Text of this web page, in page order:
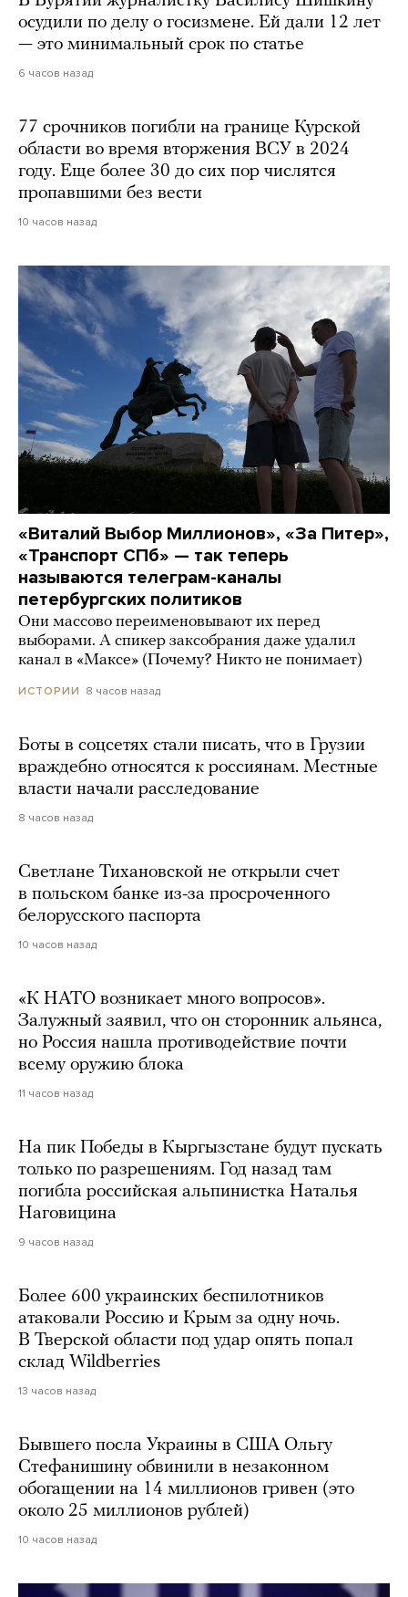
осудили по делу о госизмене. Ей дали 12 лет
— это минимальный срок по статье
6 часов назад
77 срочников погибли на границе Курской
области во время вторжения ВСУ в 2024
году. Еще более 30 до сих пор числятся
пропавшими без вести
10 часов назад
«Виталий Выбор Миллионов», «За Питер»,
«Транспорт СПб» — так теперь
называются телеграм-каналы
петербургских политиков
Они массово переименовывают их перед
выборами. А спикер заксобрания даже удалил
канал в «Максе» (Почему? Никто не понимает)
ИСТОРИИ 8 часов назад
Боты в соцсетях стали писать, что в Грузии
враждебно относятся к россиянам. Местные
власти начали расследование
8 часов назад
Светлане Тихановской не открыли счет
в польском банке из-за просроченного
белорусского паспорта
10 часов назад
«К НАТО возникает много вопросов».
Залужный заявил, что он сторонник альянса,
но Россия нашла противодействие почти
всему оружию блока
11 часов назад
На пик Победы в Кыргызстане будут пускать
только по разрешениям. Год назад там
погибла российская альпинистка Наталья
Наговицина
9 часов назад
Более 600 украинских беспилотников
атаковали Россию и Крым за одну ночь.
В Тверской области под удар опять попал
склад Wildberries
13 часов назад
Бывшего посла Украины в США Ольгу
Стефанишину обвинили в незаконном
обогащении на 14 миллионов гривен (это
около 25 миллионов рублей)
10 часов назад